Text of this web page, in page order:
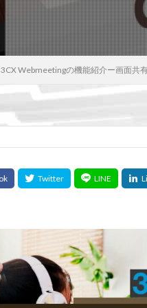
3CX Webmeetingの機能紹介ー画面共